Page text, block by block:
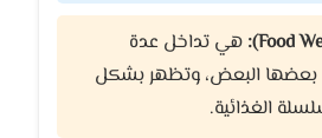
هي تداخل عدة
البعض، وتظهر بشكل
الغذائية.